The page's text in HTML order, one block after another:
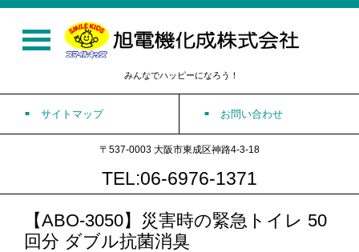
みんなでハッピーになろう！
サイトマップ お問い合わせ
〒537-0003 大阪市東成区神路4-3-18
TEL:06-6976-1371
【ABO-3050】災害時の緊急トイレ 50
回分 ダブル抗菌消臭